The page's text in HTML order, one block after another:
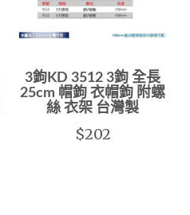
3鉤KD 3512 3鉤 全長
25cm 帽鉤 衣帽鉤 附螺
絲 衣架 台灣製
$202